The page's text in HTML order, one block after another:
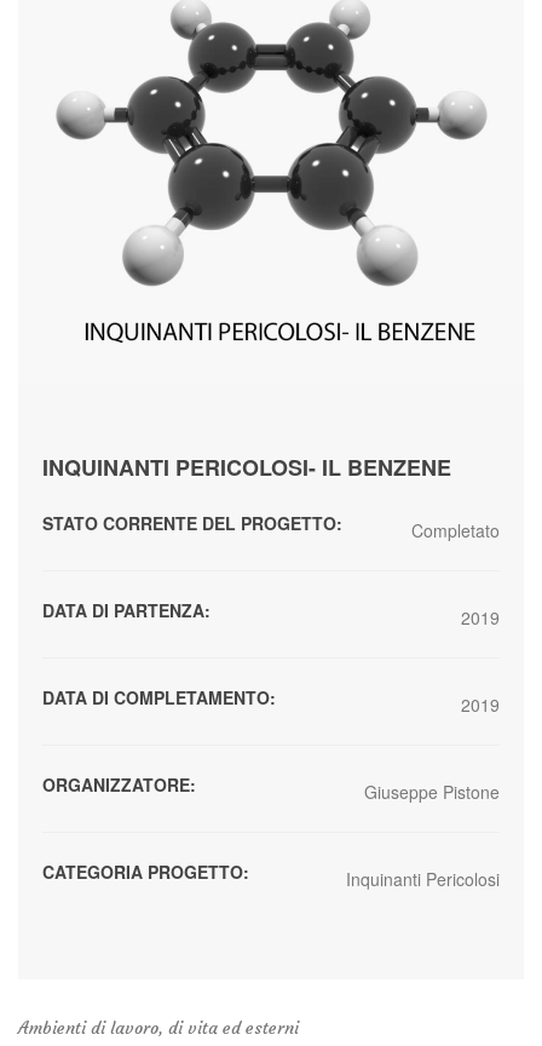
INQUINANTI PERICOLOSI- IL BENZENE
STATO CORRENTE DEL PROGETTO: Completato
DATA DI PARTENZA: 2019
DATA DI COMPLETAMENTO: 2019
ORGANIZZATORE: Giuseppe Pistone
CATEGORIA PROGETTO: Inquinanti Pericolosi
Ambienti di lavoro, di vita ed esterni